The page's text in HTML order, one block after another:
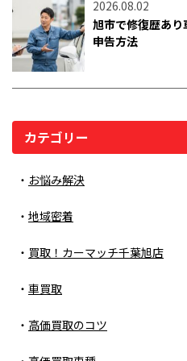
2026.08.02
旭市で修復歴あ
申告方法
カテゴリー
お悩み解決
地域密着
買取！カーマッチ千葉旭店
車買取
高価買取のコツ